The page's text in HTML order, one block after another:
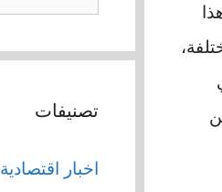
عن:
تصنيفات
اخبار اقتصادية